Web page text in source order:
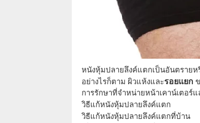
หนังหุ้มปลายลึงค์แตกเป็นอันตรายห
อย่างไรก็ตาม ผิวแห้งและรอยแยก
การรักษาที่จำหน่ายหน้าเคาน์เตอร์
วิธีแก้หนังหุ้มปลายลึงค์แตก
วิธีแก้หนังหุ้มปลายลึงค์แตกที่บ้าน